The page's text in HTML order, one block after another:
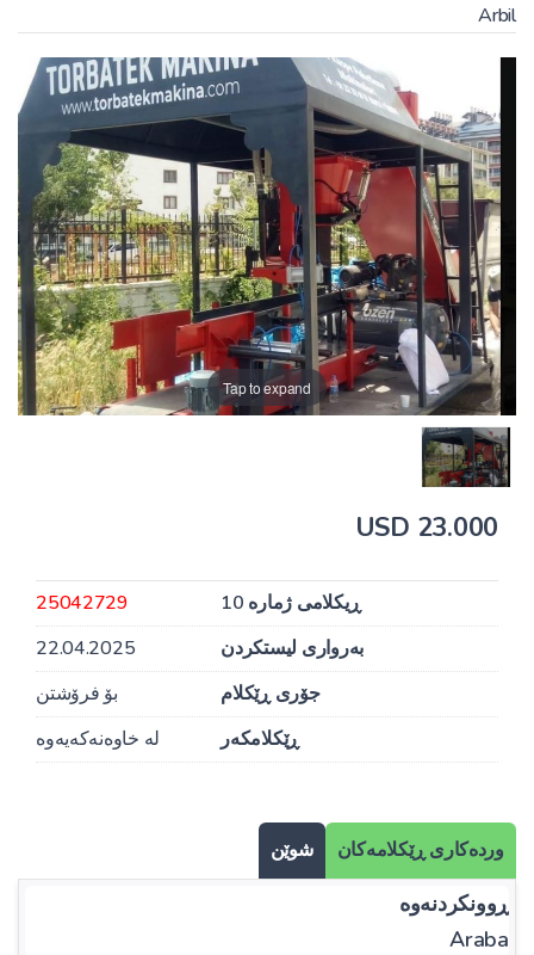
Arbil
Tap to expand
23.000 USD
ڕیکلامی ژمارە 10
25042729
بەرواری لیستکردن
22.04.2025
جۆری ڕێکلام
بۆ فرۆشتن
ڕێکلامکەر
لە خاوەنەکەیەوە
وردەکاری ڕێکلامەکان شوێن
ڕوونکردنەوە
Araba